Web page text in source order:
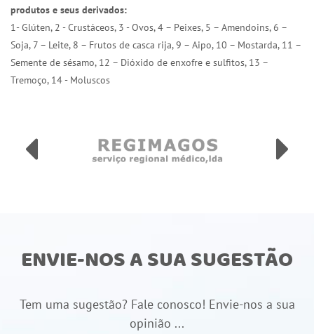
produtos e seus derivados:
1- Glúten, 2 - Crustáceos, 3 - Ovos, 4 – Peixes, 5 – Amendoins, 6 –
Soja, 7 – Leite, 8 – Frutos de casca rija, 9 – Aipo, 10 – Mostarda, 11 –
Semente de sésamo, 12 – Dióxido de enxofre e sulfitos, 13 –
Tremoço, 14 - Moluscos
ENVIE-NOS A SUA SUGESTÃO
Tem uma sugestão? Fale conosco! Envie-nos a sua
opinião ...